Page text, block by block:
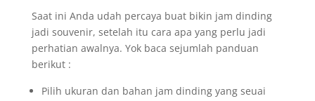
Saat ini Anda udah percaya buat bikin jam dinding
jadi souvenir, setelah itu cara apa yang perlu jadi
perhatian awalnya. Yok baca sejumlah panduan
berikut :
Pilih ukuran dan bahan jam dinding yang seuai